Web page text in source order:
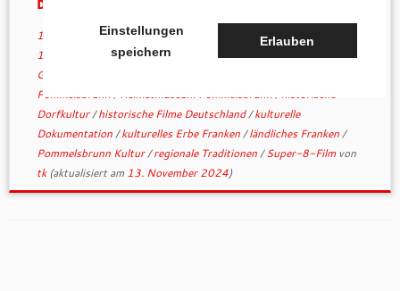
13. November 2024inAllgemein verschlagwortet Alltagsleben
1970er Jahre
/digitale Filmarchive Dr. Otto Braun/fränkische
Geschichte
Pommelsbrunn / Heimatmuseum Pommelsbrunn / historische
Dorfkultur/historische Filme Deutschland/kulturelle
Dokumentation/kulturelles Erbe Franken/ländliches Franken/
Pommelsbrunn Kultur/regionale Traditionen/Super-8-Film von
tk(aktualisiert am 13. November 2024)
Einstellungen
speichern
Erlauben